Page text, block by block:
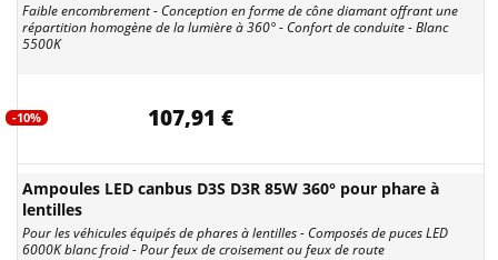
Faible encombrement - Conception en forme de cône diamant offrant une
répartition homogène de la lumière à 360° - Confort de conduite - Blanc
5500K
-10% 107,91 €
Ampoules LED canbus D3S D3R 85W 360° pour phare à
lentilles
Pour les véhicules équipés de phares à lentilles - Composés de puces LED
6000K blanc froid - Pour feux de croisement ou feux de route